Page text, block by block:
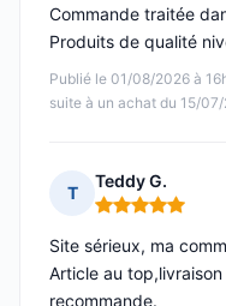
Publié le 01/08/2026 à
suite à un achat du 15/
Commande traitée
Produits de qualité
T
Teddy G.
Note : 5 sur 5
Site sérieux, ma
Article au
recommande.